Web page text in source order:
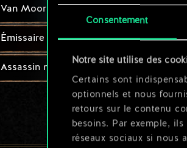
Consentement
Notre site utilise des
Certains sont
optionnels et nous
retours sur le contenu
besoins. Par exemple,
réseaux sociaux si nous
Van Moorlehem : chasseur
Émissaire
Assassin mage